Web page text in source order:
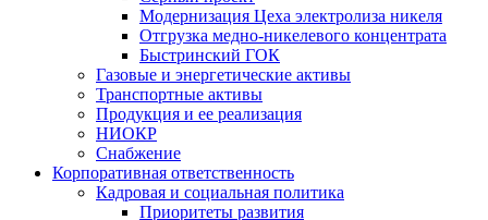
Модернизация Цеха электролиза никеля
Отгрузка медно-никелевого концентрата
Быстринский ГОК
Газовые и энергетические активы
Транспортные активы
Продукция и ее реализация
НИОКР
Снабжение
Корпоративная ответственность
Кадровая и социальная политика
Приоритеты развития